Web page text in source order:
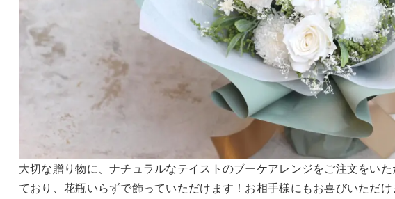
大切な贈り物に、ナチュラルなテイストのブーケアレンジをご注文をい
ており、花瓶いらずで飾っていただけます！お相手様にもお喜びいただ